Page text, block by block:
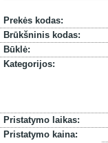
Prekės kodas:
Brūkšninis kodas:
Būklė:
Kategorijos:
Pristatymo laikas:
Pristatymo kaina: